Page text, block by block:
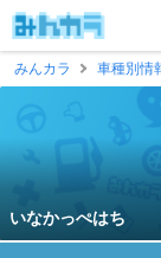
みんカラ
車種別情
いなかっぺはち